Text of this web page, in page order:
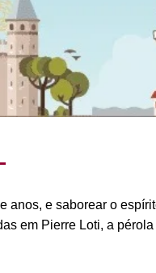
anos, e saborear o
em Pierre Loti, a